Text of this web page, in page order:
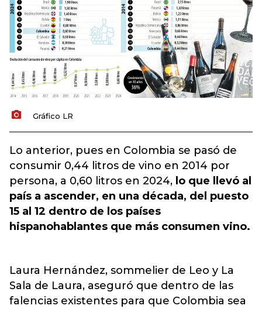
Gráfico LR
Lo anterior, pues en Colombia se pasó de
consumir 0,44 litros de vino en 2014 por
persona, a 0,60 litros en 2024, lo que llevó al
país a ascender, en una década, del puesto
15 al 12 dentro de los países
hispanohablantes que más consumen vino.
Laura Hernández, sommelier de Leo y La
Sala de Laura, aseguró que dentro de las
falencias existentes para que Colombia sea